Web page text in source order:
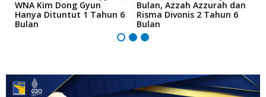
WNA Kim Dong Gyun
Hanya Dituntut 1 Tahun 6
Bulan
Bulan, Azzah Azzurah dan
Risma Divonis 2 Tahun 6
Bulan